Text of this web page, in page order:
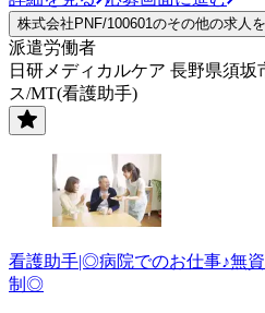
株式会社PNF/100601のその他の求人
派遣労働者
日研メディカルケア 長野県須坂
ス/MT(看護助手)
看護助手|◎病院でのお仕事♪無
制◎